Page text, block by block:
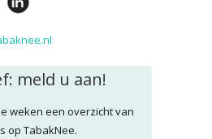
meld u aan!
weken een overzicht van
op TabakNee.